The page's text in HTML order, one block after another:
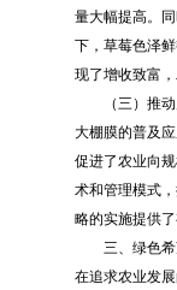
量大幅提高。
下，草莓色泽
现了增收致富
（三）推
大棚膜的普及
促进了农业向
术和管理模式
略的实施提供了
三、绿色
在追求农业发